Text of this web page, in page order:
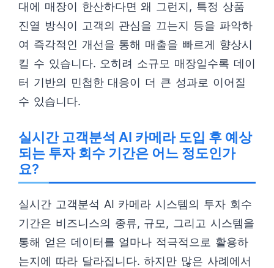
대에 매장이 한산하다면 왜 그런지, 특정 상품
진열 방식이 고객의 관심을 끄는지 등을 파악하
여 즉각적인 개선을 통해 매출을 빠르게 향상시
킬 수 있습니다. 오히려 소규모 매장일수록 데이
터 기반의 민첩한 대응이 더 큰 성과로 이어질
수 있습니다.
실시간 고객분석 AI 카메라 도입 후 예상
되는 투자 회수 기간은 어느 정도인가
요?
실시간 고객분석 AI 카메라 시스템의 투자 회수
기간은 비즈니스의 종류, 규모, 그리고 시스템을
통해 얻은 데이터를 얼마나 적극적으로 활용하
는지에 따라 달라집니다. 하지만 많은 사례에서